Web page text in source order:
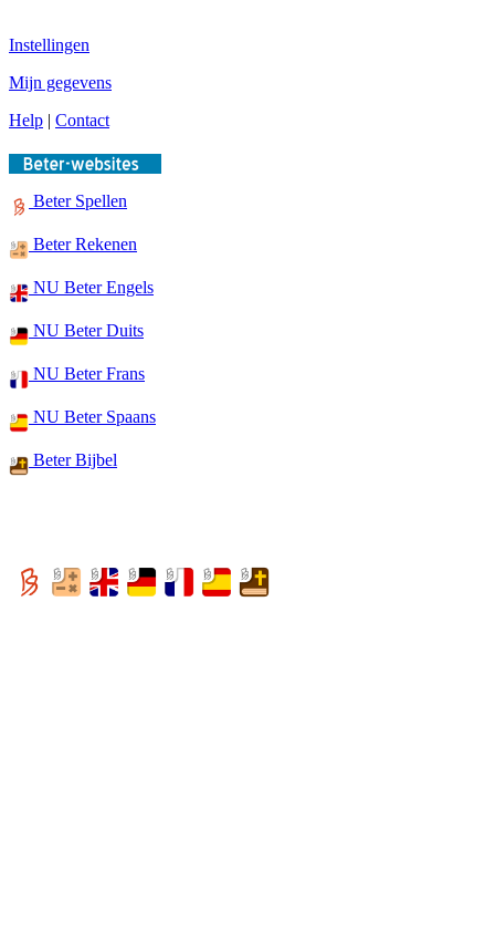
Instellingen
Mijn gegevens
Help | Contact
Beter Spellen
Beter Rekenen
NU Beter Engels
NU Beter Duits
NU Beter Frans
NU Beter Spaans
Beter Bijbel